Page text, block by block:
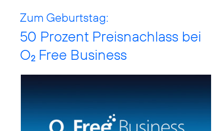
Zum Geburtstag:
50 Prozent Preisnachlass bei
O2 Free Business